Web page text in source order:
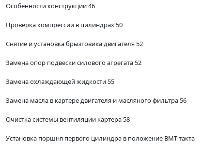
Особенности конструкции 46
Проверка компрессии в цилиндрах 50
Снятие и установка брызговика двигателя 52
Замена опор подвески силового агрегата 52
Замена охлаждающей жидкости 55
Замена масла в картере двигателя и масляного фильтра 56
Очистка системы вентиляции картера 58
Установка поршня первого цилиндра в положение ВМТ такта